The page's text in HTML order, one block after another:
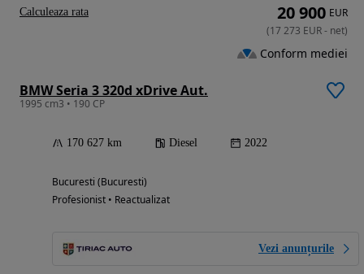
BMW Seria 3 320d xDrive Aut.
1995 cm3 • 190 CP
170 627 km Diesel 2022
Bucuresti (Bucuresti)
Profesionist • Reactualizat
Vezi anunțurile
20 900 EUR
(17 273 EUR- net)
Conform mediei
Calculeaza rata